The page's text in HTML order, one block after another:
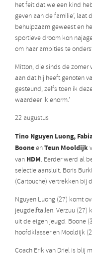
het feit dat we een kind
geven aan de familie’, laat
behulpzaam geweest en
sportieve droom kon
om haar ambities te
Mitton, die sinds de zomer
aan dat hij heeft genoten
gesteund, zelfs toen ik
waardeer ik enorm.’
22 augustus
Tino Nguyen Luong,
BooneenTeun Mooldijk
van HDM. Eerder werd al
selectie aansluit. Boris
(Cartouche) vertrekken bij
Nguyen Luong (27) komt
jeugdelftallen. Verzuu (27)
uit de eigen jeugd. Boone
hoofdklasser en Mooldijk
Coach Erik van Driel is blij